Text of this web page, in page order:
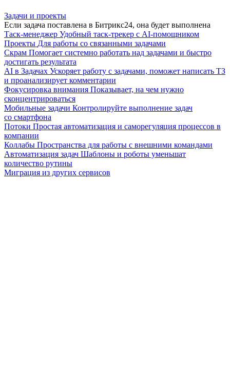
Задачи и проекты
Если задача поставлена в Битрикс24, она будет выполнена
Таск-менеджер Удобный таск-трекер с AI-помощником
Проекты Для работы со связанными задачами
Скрам Помогает системно работать над задачами и быстро
достигать результата
AI в Задачах Ускоряет работу с задачами, поможет написать ТЗ
и проанализирует комментарии
Фокусировка внимания Показывает, на чем нужно
сконцентрироваться
Мобильные задачи Контролируйте выполнение задач
со смартфона
Потоки Простая автоматизация и саморегуляция процессов в
компании
Коллабы Пространства для работы с внешними командами
Автоматизация задач Шаблоны и роботы уменьшат
количество рутины
Миграция из других сервисов